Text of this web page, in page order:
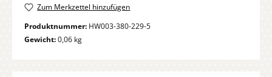
Zum Merkzettel hinzufügen
Produktnummer: HW003-380-229-5
Gewicht:0,06 kg